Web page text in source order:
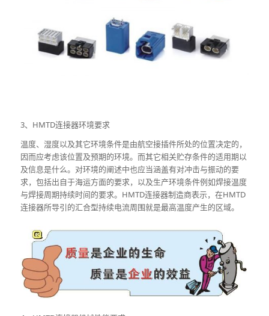
3、HMTD连接器环境要求
温度、湿度以及其它环境条件是由航空接插件所处的位置决定的，
因而应考虑该位置及预期的环境。而其它相关贮存条件的适用期以
及信息是什么。对环境的阐述中也应当涵盖有对冲击与振动的要
求，包括出自于海运方面的要求，以及生产环境条件例如焊接温度
与焊接周期持续时间的要求。HMTD连接器制造商表示，在HMTD
连接器所导引的汇合型持续电流周围就是最高温度产生的区域。